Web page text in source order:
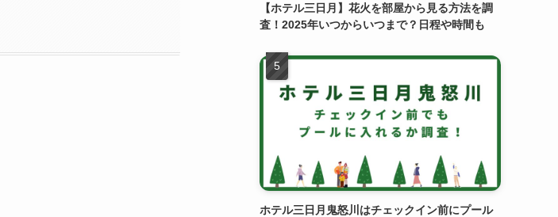
【ホテル三日月】花火を部屋から見る方法を調
査！2025年いつからいつまで？日程や時間も
ホテル三日月鬼怒川はチェックイン前にプール